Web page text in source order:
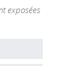
exposées